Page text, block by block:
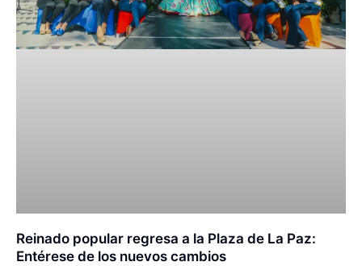
Reinado popular regresa a la Plaza de La Paz:
Entérese de los nuevos cambios